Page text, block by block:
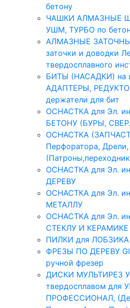
бетону
ЧАШКИ АЛМАЗНЫЕ
УШМ, ТУРБО по
АЛМАЗНЫЕ
заточки и доводки
твердосплавного
БИТЫ (НАСАДКИ) на
АДАПТЕРЫ,
держатели для бит
ОСНАСТКА для Эл.
БЕТОНУ (БУРЫ,
ОСНАСТКА
Перфоратора,
ОСНАСТКА для Эл.
ДЕРЕВУ
ОСНАСТКА для Эл.
МЕТАЛЛУ
ОСНАСТКА для Эл.
СТЕКЛУ И КЕРАМИКЕ
ПИЛКИ для ЛОБЗИКА
ФРЕЗЫ ПО ДЕРЕВУ
ручной фрезер
ДИСКИ МУЛЬТИРЕЗ
твердосплавом для
ПРОФЕССИОНАЛ,